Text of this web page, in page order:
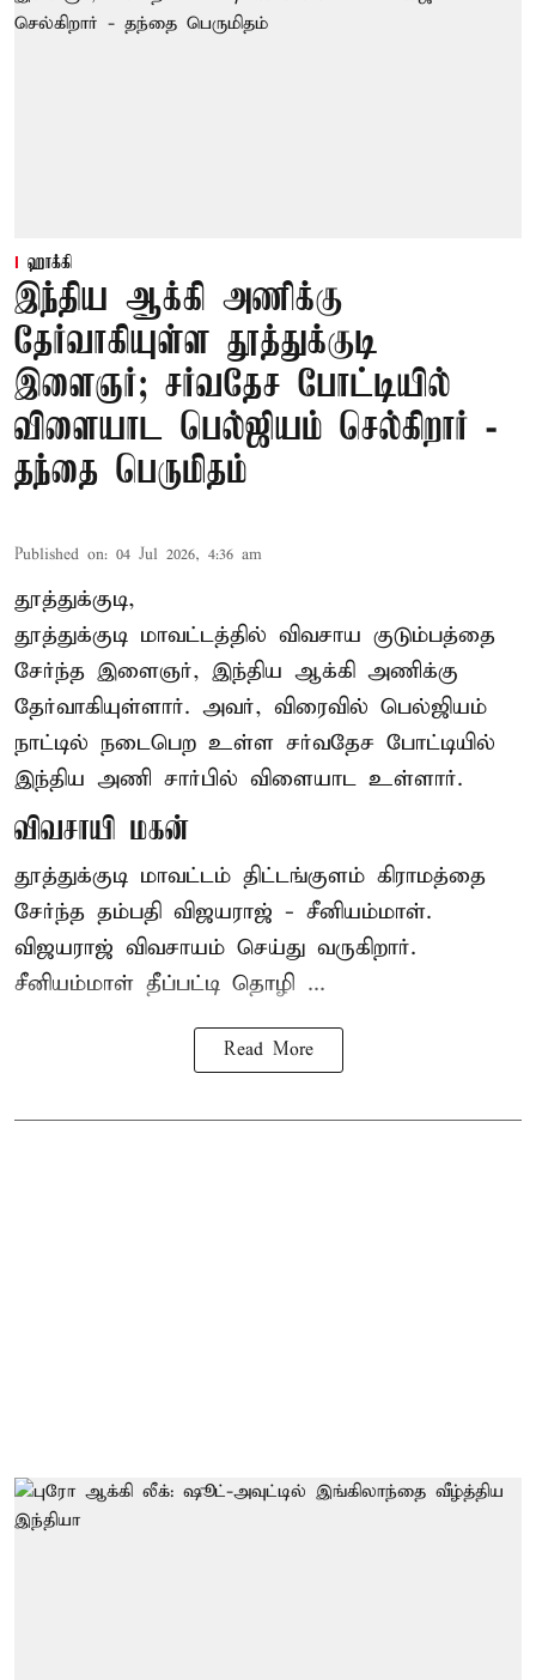
ஹாக்கி
இந்திய ஆக்கி அணிக்கு
தேர்வாகியுள்ள தூத்துக்குடி
இளைஞர்; சர்வதேச போட்டியில்
விளையாட பெல்ஜியம் செல்கிறார் -
தந்தை பெருமிதம்
Published on: 04 Jul 2026, 4:36 am
தூத்துக்குடி,
தூத்துக்குடி மாவட்டத்தில் விவசாய குடும்பத்தை
சேர்ந்த இளைஞர், இந்திய ஆக்கி அணிக்கு
தேர்வாகியுள்ளார். அவர், விரைவில் பெல்ஜியம்
நாட்டில் நடைபெற உள்ள சர்வதேச போட்டியில்
இந்திய அணி சார்பில் விளையாட உள்ளார்.
விவசாயி மகன்
தூத்துக்குடி மாவட்டம் திட்டங்குளம் கிராமத்தை
சேர்ந்த தம்பதி விஜயராஜ் - சீனியம்மாள்.
விஜயராஜ் விவசாயம் செய்து வருகிறார்.
சீனியம்மாள் தீப்பட்டி தொழி ...
Read More